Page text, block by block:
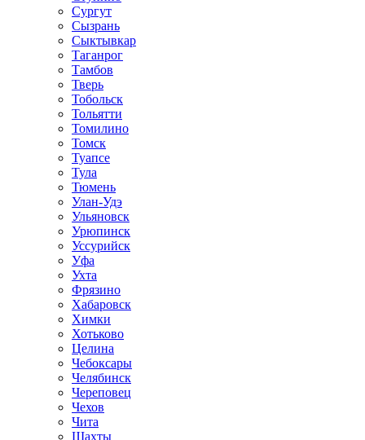
Сургут
Сызрань
Сыктывкар
Таганрог
Тамбов
Тверь
Тобольск
Тольятти
Томилино
Томск
Туапсе
Тула
Тюмень
Улан-Удэ
Ульяновск
Урюпинск
Уссурийск
Уфа
Ухта
Фрязино
Хабаровск
Химки
Хотьково
Целина
Чебоксары
Челябинск
Череповец
Чехов
Чита
Шахты